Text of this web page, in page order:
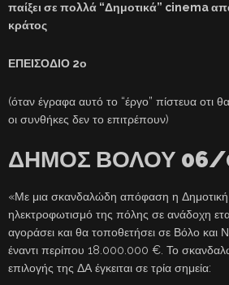
παίξει σε πολλά “Δημοτικά” cinema
κράτος
ΕΠΕΙΣΟΔΙΟ 2ο
(όταν έγραφα αυτό το “έργο” πίστευα οτι
οι συνθήκες δεν το επιτρέπουν)
ΔΗΜΟΣ ΒΟΛΟΥ
«Με μια σκανδαλώδη απόφαση η
ηλεκτροφωτισμό της πόλης σε ανάδοχη
αγοράσει και θα τοποθετήσει σε Βόλο και
έναντι περίπου 18.000.000 €. Το
επιλογής της ΔΑ έγκειται σε τρία σημεία: